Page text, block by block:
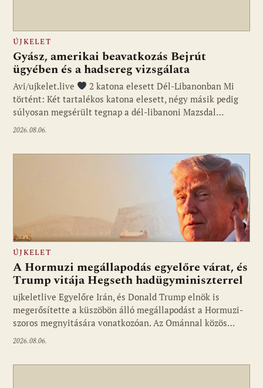
ÚJKELET
Gyász, amerikai beavatkozás Bejrút
ügyében és a hadsereg vizsgálata
Avi/ujkelet.live
2 katona elesett Dél-Libanonban Mi
történt: Két tartalékos katona elesett, négy másik pedig
súlyosan megsérült tegnap a dél-libanoni Mazsdal…
2026.08.06.
Fotó: ujkelet.live
ÚJKELET
A Hormuzi megállapodás egyelőre várat, és
Trump vitája Hegseth hadügyminiszterrel
ujkeletlive Egyelőre Irán, és Donald Trump elnök is
megerősítette a küszöbön álló megállapodást a Hormuzi-
szoros megnyitására vonatkozóan. Az Ománnal közös…
2026.08.06.